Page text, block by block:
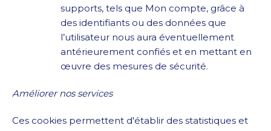
supports, tels que Mon compte, grâce à
des identifiants ou des données que
l’utilisateur nous aura éventuellement
antérieurement confiés et en mettant en
œuvre des mesures de sécurité.
Améliorer nos services
Ces cookies permettent d'établir des statistiques et